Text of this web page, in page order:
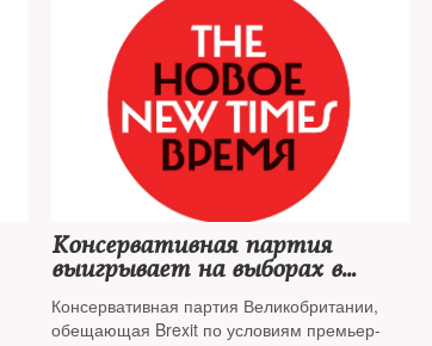
Консервативная партия
выигрывает на выборах в
Великобритании
Консервативная партия Великобритании,
обещающая Brexit по условиям премьер-